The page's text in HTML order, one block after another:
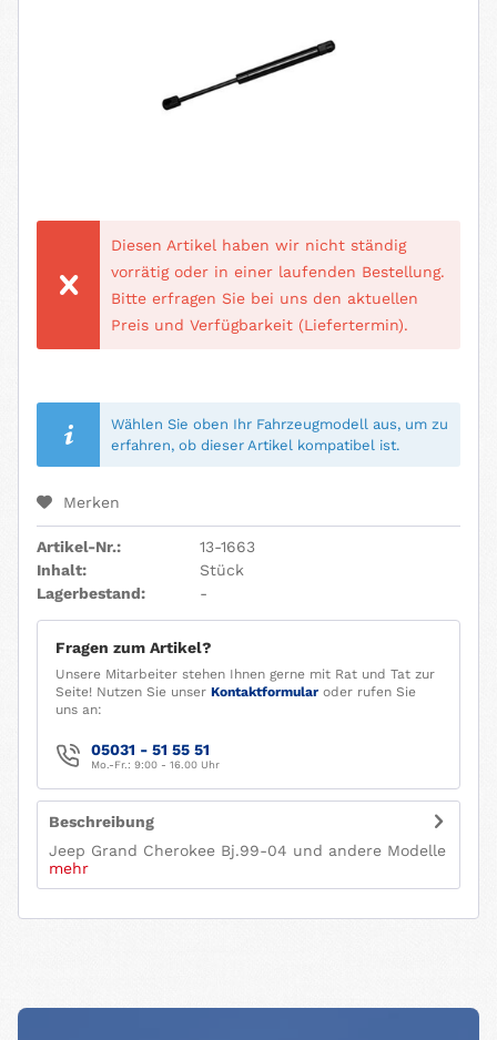
Diesen Artikel haben wir nicht ständig
vorrätig oder in einer laufenden Bestellung.
Bitte erfragen Sie bei uns den aktuellen
Preis und Verfügbarkeit (Liefertermin).
Wählen Sie oben Ihr Fahrzeugmodell aus, um zu
erfahren, ob dieser Artikel kompatibel ist.
Merken
Artikel-Nr.:
13-1663
Inhalt:
Stück
Lagerbestand:
-
Fragen zum Artikel?
Unsere Mitarbeiter stehen Ihnen gerne mit Rat und Tat zur
Seite! Nutzen Sie unser Kontaktformular oder rufen Sie
uns an:
05031 - 51 55 51
Mo.-Fr.: 9:00 - 16.00 Uhr
Beschreibung
Jeep Grand Cherokee Bj.99-04 und andere Modelle
mehr